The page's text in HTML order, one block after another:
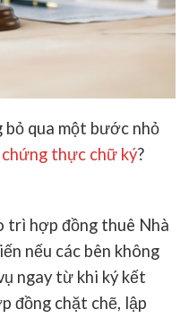
bỏ qua một bước nhỏ
chứng thực chữ ký?
trì hợp đồng thuê Nhà
nếu các bên không
ngay từ khi ký kết
đồng chặt chẽ, lập